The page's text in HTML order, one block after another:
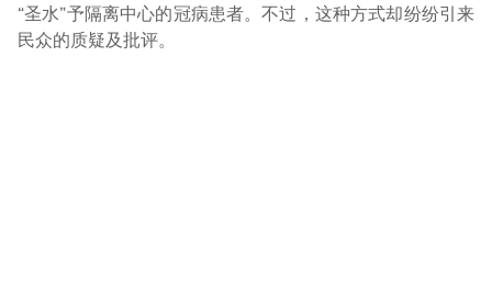
“圣水”予隔离中心的冠病患者。不过，这种方式却纷纷引来
民众的质疑及批评。